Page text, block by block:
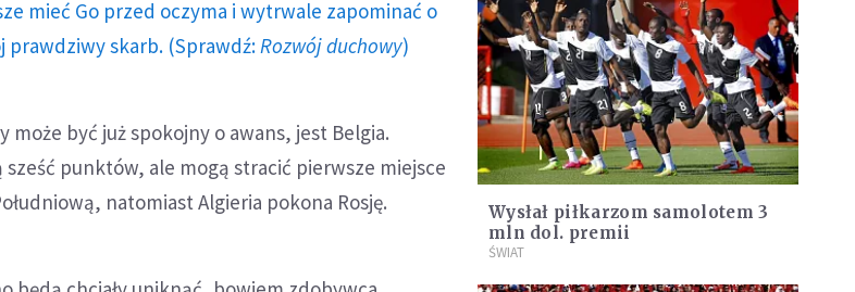
mieć Go przed oczyma i wytrwale zapominać o
prawdziwy skarb. (Sprawdź: Rozwój duchowy)
być już spokojny o awans, jest Belgia.
sześć punktów, ale mogą stracić pierwsze miejsce
natomiast Algieria pokona Rosję.
Wysłał piłkarzom samolotem 3
mln dol. premii
ŚWIAT